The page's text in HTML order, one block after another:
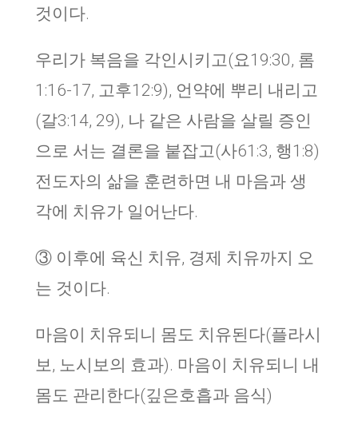
것이다.
우리가 복음을 각인시키고(요19:30, 롬
1:16-17, 고후12:9), 언약에 뿌리 내리고
(갈3:14, 29), 나 같은 사람을 살릴 증인
으로 서는 결론을 붙잡고(사61:3, 행1:8)
전도자의 삶을 훈련하면 내 마음과 생
각에 치유가 일어난다.
③ 이후에 육신 치유, 경제 치유까지 오
는 것이다.
마음이 치유되니 몸도 치유된다(플라시
보, 노시보의 효과). 마음이 치유되니 내
몸도 관리한다(깊은호흡과 음식)